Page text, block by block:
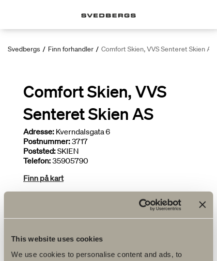
This website uses cookies
We use cookies to personalise content and ads, to
Svedbergs / Finn forhandler / Comfort Skien, VVS Senteret Skien AS
Comfort Skien, VVS
Senteret Skien AS
Adresse: Kverndalsgata 6
Postnummer:3717
Poststed:SKIEN
Telefon:35905790
Finn på kart